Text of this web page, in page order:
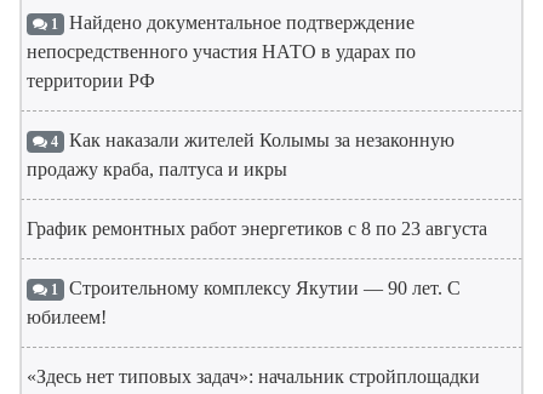
1 Найдено документальное подтверждение
непосредственного участия НАТО в ударах по
территории РФ
4 Как наказали жителей Колымы за незаконную
продажу краба, палтуса и икры
График ремонтных работ энергетиков с 8 по 23 августа
1 Строительному комплексу Якутии — 90 лет. С
юбилеем!
«Здесь нет типовых задач»: начальник стройплощадки